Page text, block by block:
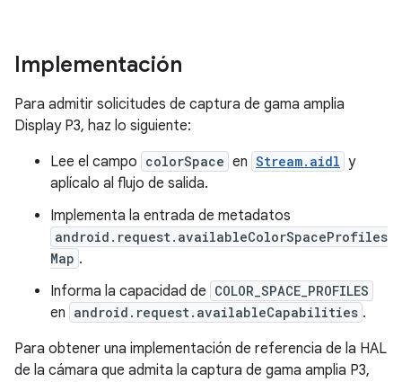
Implementación
Para admitir solicitudes de captura de gama amplia
Display P3, haz lo siguiente:
Lee el campo colorSpace en Stream.aidl y
aplícalo al flujo de salida.
Implementa la entrada de metadatos
android.request.availableColorSpaceProfiles
Map .
Informa la capacidad de COLOR_SPACE_PROFILES
en android.request.availableCapabilities .
Para obtener una implementación de referencia de la HAL
de la cámara que admita la captura de gama amplia P3,